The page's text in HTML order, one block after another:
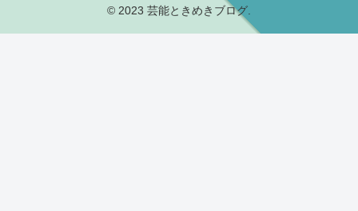
© 2023 芸能ときめきブログ.